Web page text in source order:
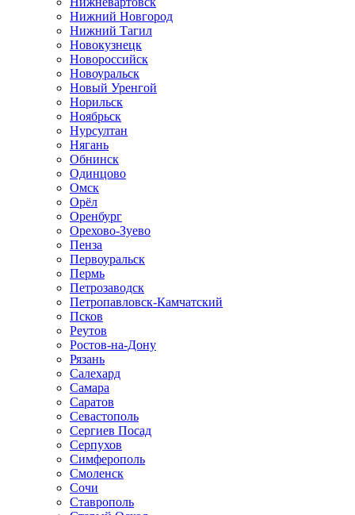
Нижний Новгород
Нижний Тагил
Новокузнецк
Новороссийск
Новоуральск
Новый Уренгой
Норильск
Ноябрьск
Нурсултан
Нягань
Обнинск
Одинцово
Омск
Орёл
Оренбург
Орехово-Зуево
Пенза
Первоуральск
Пермь
Петрозаводск
Петропавловск-Камчатский
Псков
Реутов
Ростов-на-Дону
Рязань
Салехард
Самара
Саратов
Севастополь
Сергиев Посад
Серпухов
Симферополь
Смоленск
Сочи
Ставрополь